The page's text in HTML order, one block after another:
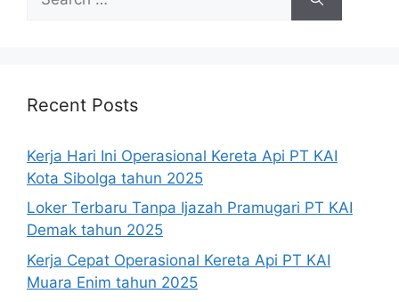
for:
Recent Posts
Kerja Hari Ini Operasional Kereta Api PT KAI
Kota Sibolga tahun 2025
Loker Terbaru Tanpa Ijazah Pramugari PT KAI
Demak tahun 2025
Kerja Cepat Operasional Kereta Api PT KAI
Muara Enim tahun 2025